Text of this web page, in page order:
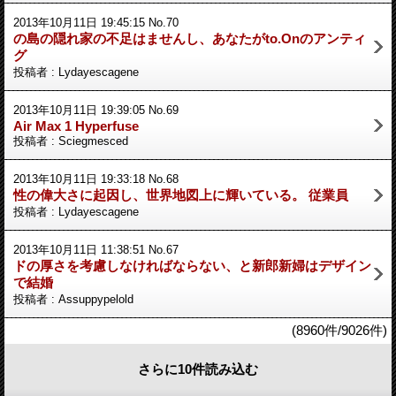
2013年10月11日 19:45:15 No.70
の島の隠れ家の不足はませんし、あなたがto.Onのアンティ
グ
投稿者 : Lydayescagene
2013年10月11日 19:39:05 No.69
Air Max 1 Hyperfuse
投稿者 : Sciegmesced
2013年10月11日 19:33:18 No.68
性の偉大さに起因し、世界地図上に輝いている。 従業員
投稿者 : Lydayescagene
2013年10月11日 11:38:51 No.67
ドの厚さを考慮しなければならない、と新郎新婦はデザイン
で結婚
投稿者 : Assuppypelold
(8960件/9026件)
さらに10件読み込む